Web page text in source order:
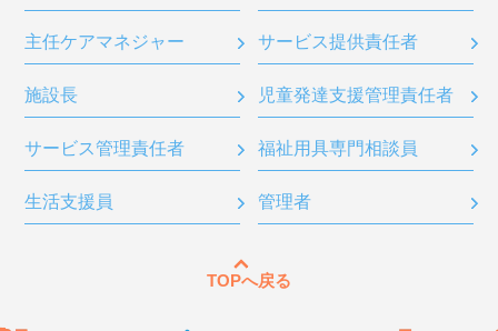
主任ケアマネジャー サービス提供責任者
施設長 児童発達支援管理責任者
サービス管理責任者 福祉用具専門相談員
生活支援員 管理者
TOPへ戻る